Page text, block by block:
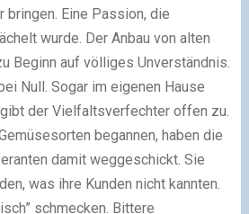
bringen. Eine Passion, die
wurde. Der Anbau von alten
Beginn auf völliges Unverständnis.
Null. Sogar im eigenen Hause
der Vielfaltsverfechter offen zu.
begannen, haben die
damit weggeschickt. Sie
was ihre Kunden nicht kannten.
schmecken. Bittere